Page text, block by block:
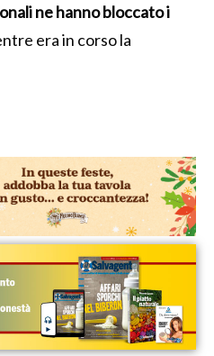
ne hanno bloccato i
era in corso la